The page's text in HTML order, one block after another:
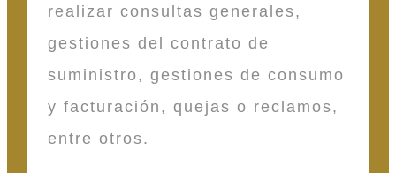
realizar consultas generales,
gestiones del contrato de
suministro, gestiones de consumo
y facturación, quejas o reclamos,
entre otros.